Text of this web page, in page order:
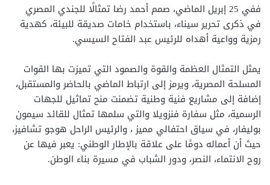
ففي 25 إبريل الماضي، صمم أحمد رضا تمثالًا للجندي المصري
في ذكرى تحرير سيناء، باستخدام خامات صديقة للبيئة، كهدية
رمزية وواعية أهداه للرئيس عبد الفتاح السيسي.
يمثل التمثال العظمة والقوة والصمود التي تميزت بها القوات
المسلحة المصرية، ويرمز إلى ارتباط الماضي بالحاضر والمستقبل،
إضافة إلى مشاريع فنية وطنية تضمنت منح تماثيل للجهات
الرسمية، مثل سفارة فنزويلا والتي سلمها تمثال للقائد سيمون
بوليفار، في سياق احتفالي مميز ، والرئيس الراحل هوجو تشافيز،
حيث أن أعماله دومًا على علاقة بالإطار الوطني: يعبر فيها عن
روح الانتماء، النصر، ودور الشباب في مسيرة بناء الوطن.